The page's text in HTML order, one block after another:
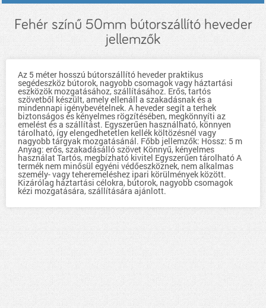
Fehér színű 50mm bútorszállító heveder
jellemzők
Az 5 méter hosszú bútorszállító heveder praktikus
segédeszköz bútorok, nagyobb csomagok vagy háztartási
eszközök mozgatásához, szállításához. Erős, tartós
szövetből készült, amely ellenáll a szakadásnak és a
mindennapi igénybevételnek. A heveder segít a terhek
biztonságos és kényelmes rögzítésében, megkönnyíti az
emelést és a szállítást. Egyszerűen használható, könnyen
tárolható, így elengedhetetlen kellék költözésnél vagy
nagyobb tárgyak mozgatásánál. Főbb jellemzők: Hossz: 5 m
Anyag: erős, szakadásálló szövet Könnyű, kényelmes
használat Tartós, megbízható kivitel Egyszerűen tárolható A
termék nem minősül egyéni védőeszköznek, nem alkalmas
személy- vagy teheremeléshez ipari körülmények között.
Kizárólag háztartási célokra, bútorok, nagyobb csomagok
kézi mozgatására, szállítására ajánlott.